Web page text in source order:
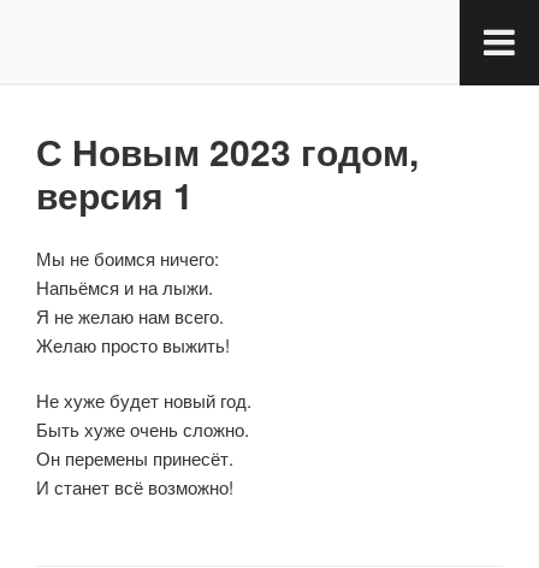
С Новым 2023 годом,
версия 1
Мы не боимся ничего:
Напьёмся и на лыжи.
Я не желаю нам всего.
Желаю просто выжить!
Не хуже будет новый год.
Быть хуже очень сложно.
Он перемены принесёт.
И станет всё возможно!